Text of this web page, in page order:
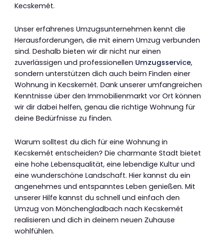
Kecskemét.
Unser erfahrenes Umzugsunternehmen kennt die
Herausforderungen, die mit einem Umzug verbunden
sind. Deshalb bieten wir dir nicht nur einen
zuverlässigen und professionellen Umzugsservice,
sondern unterstützen dich auch beim Finden einer
Wohnung in Kecskemét. Dank unserer umfangreichen
Kenntnisse über den Immobilienmarkt vor Ort können
wir dir dabei helfen, genau die richtige Wohnung für
deine Bedürfnisse zu finden.
Warum solltest du dich für eine Wohnung in
Kecskemét entscheiden? Die charmante Stadt bietet
eine hohe Lebensqualität, eine lebendige Kultur und
eine wunderschöne Landschaft. Hier kannst du ein
angenehmes und entspanntes Leben genießen. Mit
unserer Hilfe kannst du schnell und einfach den
Umzug von Mönchengladbach nach Kecskemét
realisieren und dich in deinem neuen Zuhause
wohlfühlen.